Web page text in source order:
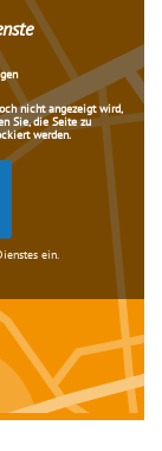
nicht angezeigt wird,
Sie, die Seite zu
werden.
ein.